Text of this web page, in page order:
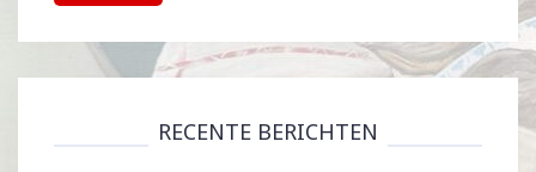
RECENTE BERICHTEN